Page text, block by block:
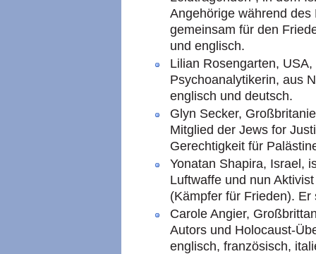
Angehörige während
gemeinsam für den
und englisch.
Lilian Rosengarten,
Psychoanalytikerin, aus
englisch und deutsch.
Glyn Secker,
Mitglied der Jews for
Gerechtigkeit für
Yonatan Shapira, Israel,
Luftwaffe und nun
(Kämpfer für Frieden).
Carole Angier,
Autors und Holocaust-
englisch, französisch,